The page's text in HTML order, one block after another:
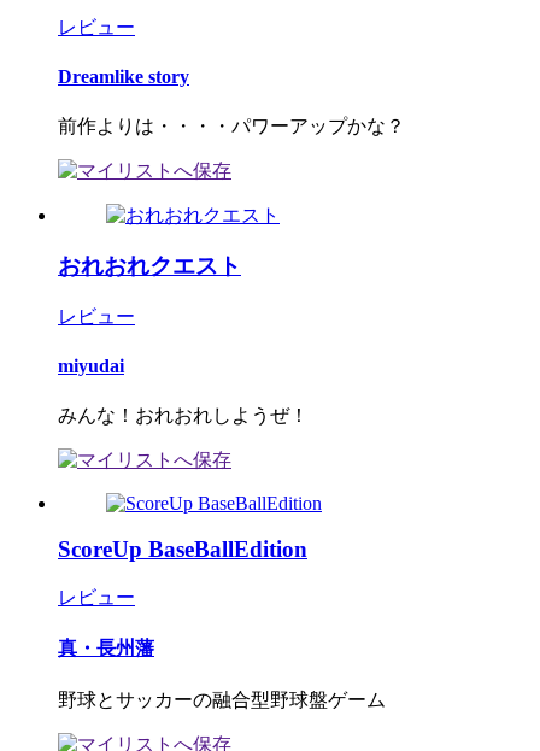
レビュー
Dreamlike story
前作よりは・・・・パワーアップかな？
おれおれクエスト
レビュー
miyudai
みんな！おれおれしようぜ！
ScoreUp BaseBallEdition
レビュー
真・長州藩
野球とサッカーの融合型野球盤ゲーム